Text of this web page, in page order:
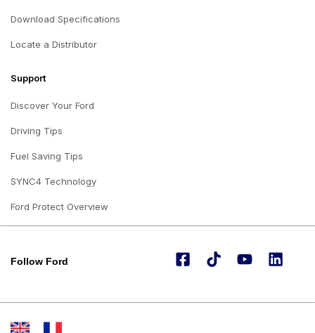
Download Specifications
Locate a Distributor
Support
Discover Your Ford
Driving Tips
Fuel Saving Tips
SYNC4 Technology
Ford Protect Overview
Follow Ford